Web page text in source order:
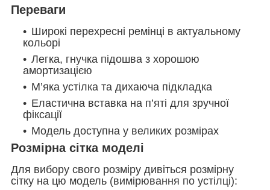
Переваги
Широкі перехресні ремінці в актуальному
кольорі
Легка, гнучка підошва з хорошою
амортизацією
М’яка устілка та дихаюча підкладка
Еластична вставка на п’яті для зручної
фіксації
Модель доступна у великих розмірах
Розмірна сітка моделі
Для вибору свого розміру дивіться розмірну
сітку на цю модель (вимірювання по устілці):